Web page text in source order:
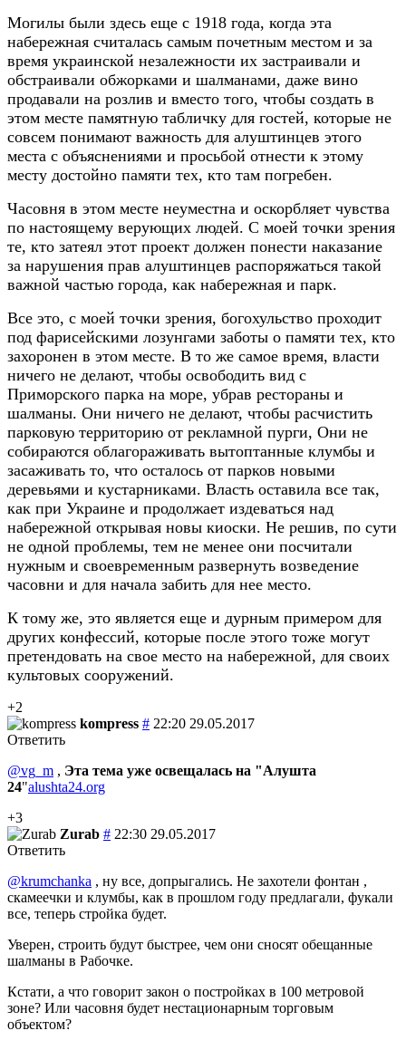
Могилы были здесь еще с 1918 года, когда эта
набережная считалась самым почетным местом и за
время украинской незалежности их застраивали и
обстраивали обжорками и шалманами, даже вино
продавали на розлив и вместо того, чтобы создать в
этом месте памятную табличку для гостей, которые не
совсем понимают важность для алуштинцев этого
места с объяснениями и просьбой отнести к этому
месту достойно памяти тех, кто там погребен.
Часовня в этом месте неуместна и оскорбляет чувства
по настоящему верующих людей. С моей точки зрения
те, кто затеял этот проект должен понести наказание
за нарушения прав алуштинцев распоряжаться такой
важной частью города, как набережная и парк.
Все это, с моей точки зрения, богохульство проходит
под фарисейскими лозунгами заботы о памяти тех, кто
захоронен в этом месте. В то же самое время, власти
ничего не делают, чтобы освободить вид с
Приморского парка на море, убрав рестораны и
шалманы. Они ничего не делают, чтобы расчистить
парковую территорию от рекламной пурги, Они не
собираются облагораживать вытоптанные клумбы и
засаживать то, что осталось от парков новыми
деревьями и кустарниками. Власть оставила все так,
как при Украине и продолжает издеваться над
набережной открывая новы киоски. Не решив, по сути
не одной проблемы, тем не менее они посчитали
нужным и своевременным развернуть возведение
часовни и для начала забить для нее место.
К тому же, это является еще и дурным примером для
других конфессий, которые после этого тоже могут
претендовать на свое место на набережной, для своих
культовых сооружений.
+2
kompress # 22:20 29.05.2017
Ответить
@vg_m , Эта тема уже освещалась на "Алушта
24"alushta24.org
+3
Zurab # 22:30 29.05.2017
Ответить
@krumchanka , ну все, допрыгались. Не захотели фонтан ,
скамеечки и клумбы, как в прошлом году предлагали, фукали
все, теперь стройка будет.
Уверен, строить будут быстрее, чем они сносят обещанные
шалманы в Рабочке.
Кстати, а что говорит закон о постройках в 100 метровой
зоне? Или часовня будет нестационарным торговым
объектом?